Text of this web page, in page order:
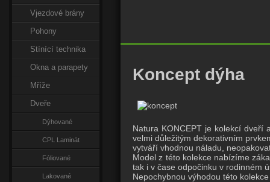
Vjezdové brány
Pohony
Stínící technika
Okna a parapety
Mříže
Dveře
Dýhované
CPL Laminát
Fóliované
Lakované
Koncept dýha
Natura KONCEPT je kolekcí dveří
velmi důležitým dekorativním
vytváří vhodnou náladu,
Model z této kolekce nabízíme
tak i v čase odpočinku v rodinném
Nepochybnou výhodou této